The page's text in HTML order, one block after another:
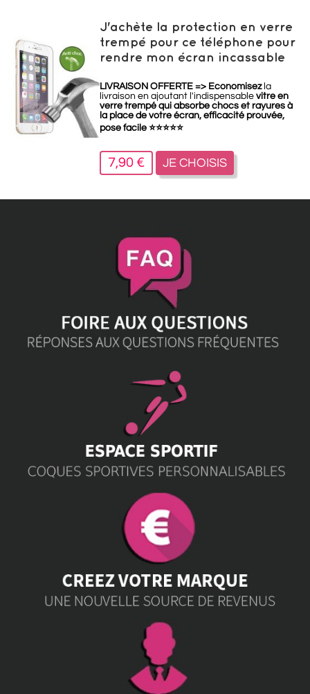
J'achète la protection en verre
trempé pour ce téléphone pour
rendre mon écran incassable
LIVRAISON OFFERTE => Economisezla
livraison en ajoutant l'indispensable vitre en
verre trempé qui absorbe chocs et rayures à
la place de votre écran, efficacité prouvée,
pose facile ⭐⭐⭐⭐⭐
7,90 € JE CHOISIS